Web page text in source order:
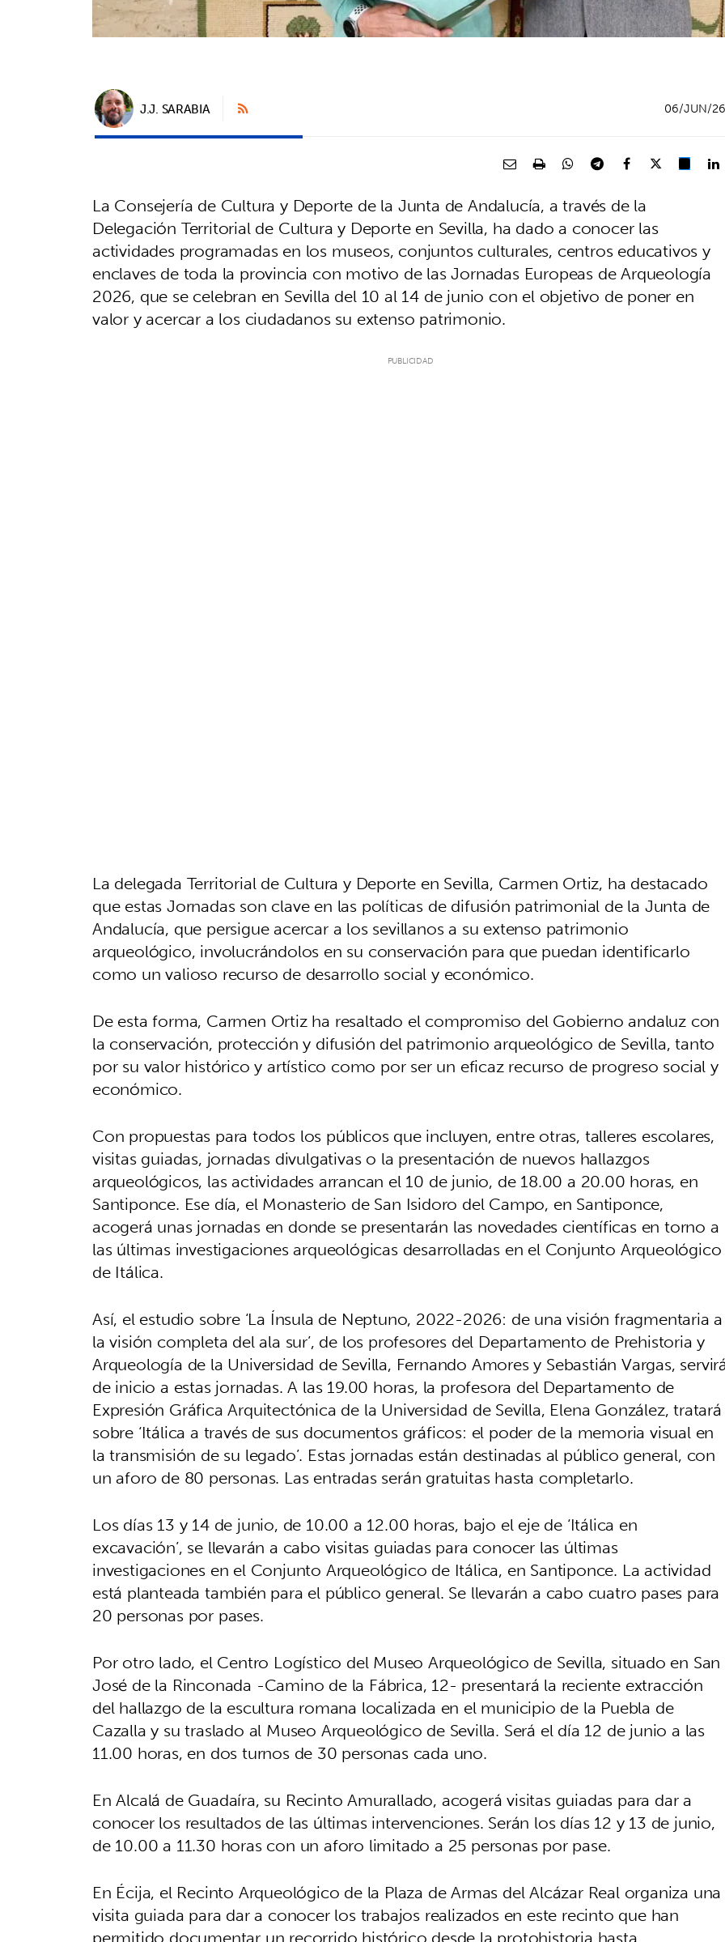
J.J. SARABIA 06/JUN/26
La Consejería de Cultura y Deporte de la Junta de Andalucía, a través de la
Delegación Territorial de Cultura y Deporte en Sevilla, ha dado a conocer las
actividades programadas en los museos, conjuntos culturales, centros educativos y
enclaves de toda la provincia con motivo de las Jornadas Europeas de Arqueología
2026, que se celebran en Sevilla del 10 al 14 de junio con el objetivo de poner en
valor y acercar a los ciudadanos su extenso patrimonio.
La delegada Territorial de Cultura y Deporte en Sevilla, Carmen Ortiz, ha destacado
que estas Jornadas son clave en las políticas de difusión patrimonial de la Junta de
Andalucía, que persigue acercar a los sevillanos a su extenso patrimonio
arqueológico, involucrándolos en su conservación para que puedan identificarlo
como un valioso recurso de desarrollo social y económico.
De esta forma, Carmen Ortiz ha resaltado el compromiso del Gobierno andaluz con
la conservación, protección y difusión del patrimonio arqueológico de Sevilla, tanto
por su valor histórico y artístico como por ser un eficaz recurso de progreso social y
económico.
Con propuestas para todos los públicos que incluyen, entre otras, talleres escolares,
visitas guiadas, jornadas divulgativas o la presentación de nuevos hallazgos
arqueológicos, las actividades arrancan el 10 de junio, de 18.00 a 20.00 horas, en
Santiponce. Ese día, el Monasterio de San Isidoro del Campo, en Santiponce,
acogerá unas jornadas en donde se presentarán las novedades científicas en torno a
las últimas investigaciones arqueológicas desarrolladas en el Conjunto Arqueológico
de Itálica.
Así, el estudio sobre ‘La Ínsula de Neptuno, 2022-2026: de una visión fragmentaria a
la visión completa del ala sur’, de los profesores del Departamento de Prehistoria y
Arqueología de la Universidad de Sevilla, Fernando Amores y Sebastián Vargas,
de inicio a estas jornadas. A las 19.00 horas, la profesora del Departamento de
Expresión Gráfica Arquitectónica de la Universidad de Sevilla, Elena González, tratará
sobre ‘Itálica a través de sus documentos gráficos: el poder de la memoria visual en
la transmisión de su legado’. Estas jornadas están destinadas al público general, con
un aforo de 80 personas. Las entradas serán gratuitas hasta completarlo.
Los días 13 y 14 de junio, de 10.00 a 12.00 horas, bajo el eje de ‘Itálica en
excavación’, se llevarán a cabo visitas guiadas para conocer las últimas
investigaciones en el Conjunto Arqueológico de Itálica, en Santiponce. La actividad
está planteada también para el público general. Se llevarán a cabo cuatro pases para
20 personas por pases.
Por otro lado, el Centro Logístico del Museo Arqueológico de Sevilla, situado en San
José de la Rinconada -Camino de la Fábrica, 12- presentará la reciente extracción
del hallazgo de la escultura romana localizada en el municipio de la Puebla de
Cazalla y su traslado al Museo Arqueológico de Sevilla. Será el día 12 de junio a las
11.00 horas, en dos turnos de 30 personas cada uno.
En Alcalá de Guadaíra, su Recinto Amurallado, acogerá visitas guiadas para dar a
conocer los resultados de las últimas intervenciones. Serán los días 12 y 13 de junio,
de 10.00 a 11.30 horas con un aforo limitado a 25 personas por pase.
En Écija, el Recinto Arqueológico de la Plaza de Armas del Alcázar Real organiza una
visita guiada para dar a conocer los trabajos realizados en este recinto que han